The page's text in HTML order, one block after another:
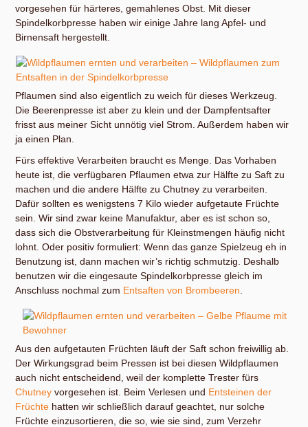
vorgesehen für härteres, gemahlenes Obst. Mit dieser
Spindelkorbpresse haben wir einige Jahre lang Apfel- und
Birnensaft hergestellt.
Pflaumen sind also eigentlich zu weich für dieses Werkzeug.
Die Beerenpresse ist aber zu klein und der Dampfentsafter
frisst aus meiner Sicht unnötig viel Strom. Außerdem haben wir
ja einen Plan.
Fürs effektive Verarbeiten braucht es Menge. Das Vorhaben
heute ist, die verfügbaren Pflaumen etwa zur Hälfte zu Saft zu
machen und die andere Hälfte zu Chutney zu verarbeiten.
Dafür sollten es wenigstens 7 Kilo wieder aufgetaute Früchte
sein. Wir sind zwar keine Manufaktur, aber es ist schon so,
dass sich die Obstverarbeitung für Kleinstmengen häufig nicht
lohnt. Oder positiv formuliert: Wenn das ganze Spielzeug eh in
Benutzung ist, dann machen wir’s richtig schmutzig. Deshalb
benutzen wir die eingesaute Spindelkorbpresse gleich im
Anschluss nochmal zum Entsaften von Brombeeren
Aus den aufgetauten Früchten läuft der Saft schon freiwillig ab.
Der Wirkungsgrad beim Pressen ist bei diesen Wildpflaumen
auch nicht entscheidend, weil der komplette Trester fürs
Chutney vorgesehen ist. Beim Verlesen und Entsteinen der
Früchte hatten wir schließlich darauf geachtet, nur solche
Früchte einzusortieren, die so, wie sie sind, zum Verzehr